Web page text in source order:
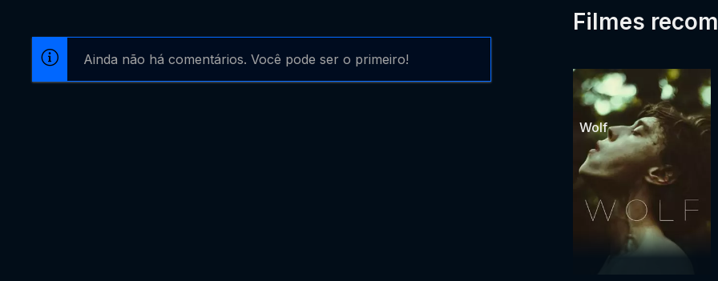
Ainda não há comentários. Você pode ser o primeiro!
Filmes
Wolf